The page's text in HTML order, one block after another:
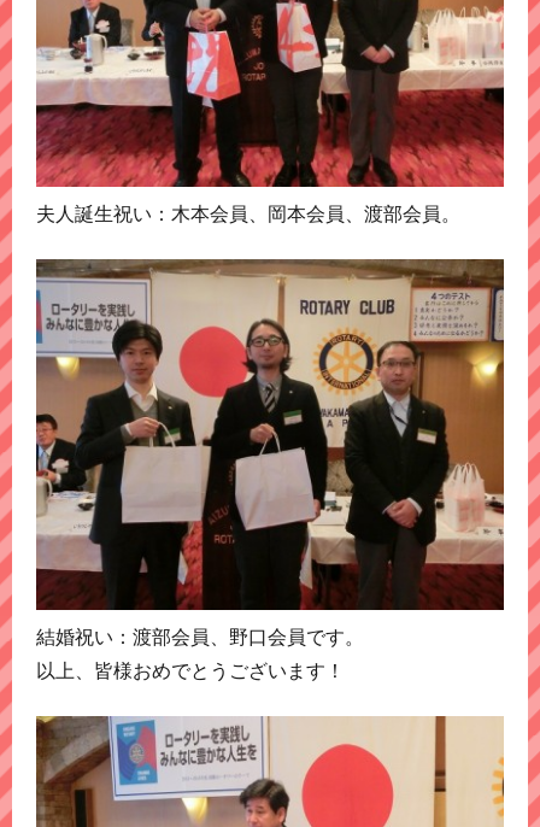
夫人誕生祝い：木本会員、岡本会員、渡部会員。
結婚祝い：渡部会員、野口会員です。
以上、皆様おめでとうございます！